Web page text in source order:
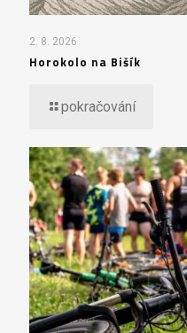
2. 8. 2026
Horokolo na Bišík
pokračování